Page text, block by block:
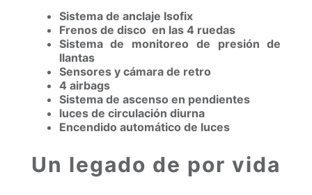
Sistema de anclaje Isofix
Frenos de disco en las 4 ruedas
Sistema de monitoreo de presión de
llantas
Sensores y cámara de retro
4 airbags
Sistema de ascenso en pendientes
luces de circulación diurna
Encendido automático de luces
Un legado de por vida